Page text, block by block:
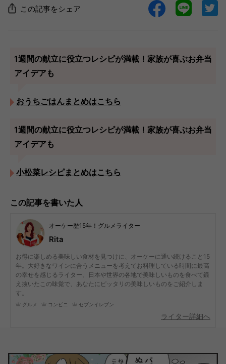
この記事をシェア
1週間の献立に役立つレシピが満載！家族が喜ぶお弁当
アイデアも
おうちごはんまとめはこちら
1週間の献立に役立つレシピが満載！家族が喜ぶお弁当
アイデアも
小松菜レシピまとめはこちら
この記事を書いた人
オーケー歴15年！グルメライター
Rita
お得に楽しめる美味しい食材を見つけに、オーケーに通い続けること15
年。大好きなワインに合うメニューを考えてお料理している時間に最高
の幸せを感じるライター。日本や世界の各地で美味しいものを食べて鍛
え抜いたこの味覚で、あなたにピッタリの美味しいものをご紹介しま
す。
グルメ コンビニ セブンイレブン
ライター詳細へ